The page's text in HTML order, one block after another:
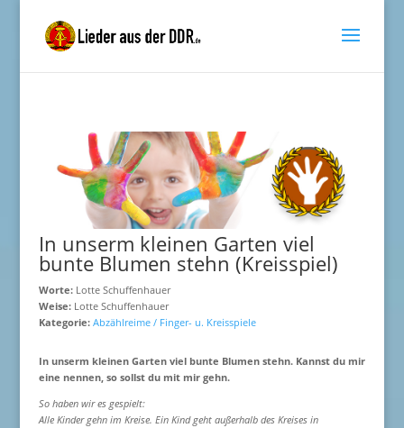
In unserm kleinen Garten viel
bunte Blumen stehn (Kreisspiel)
Worte:Lotte Schuffenhauer
Weise:Lotte Schuffenhauer
Kategorie: Abzählreime / Finger- u. Kreisspiele
In unserm kleinen Garten viel bunte Blumen stehn. Kannst du mir
eine nennen, so sollst du mit mir gehn.
So haben wir es gespielt:
Alle Kinder gehn im Kreise. Ein Kind geht außerhalb des Kreises in